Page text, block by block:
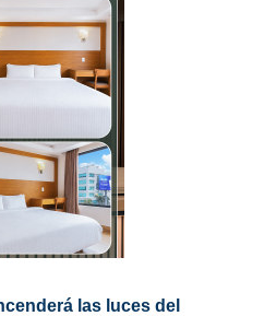
las luces del